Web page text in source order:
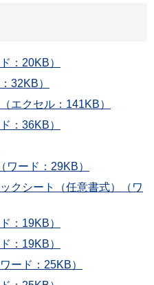
：20KB）
32KB）
エクセル：141KB）
：36KB）
ワード：29KB）
クシート（任意書式）（ワ
：19KB）
：19KB）
ード：25KB）